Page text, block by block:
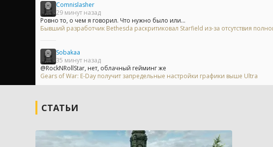
Comnislasher
29 минут назад
Ровно то, о чем я говорил. Что нужно было или...
Бывший разработчик Bethesda раскритиковал Starfield из-за отсутствия
Sobakaa
35 минут назад
@RockNRollStar, нет, облачный гейминг же
Gears of War: E-Day получит запредельные настройки графики выше Ultra
СТАТЬИ